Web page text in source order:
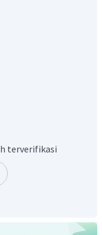
terverifikasi